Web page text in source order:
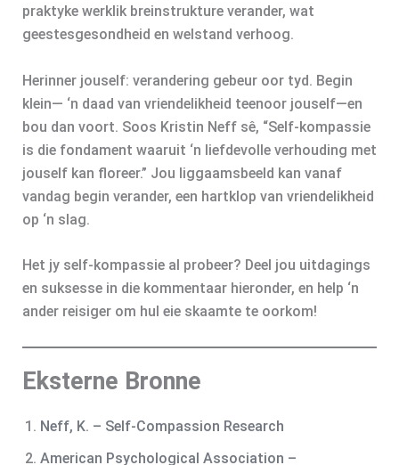
praktyke werklik breinstrukture verander, wat
geestesgesondheid en welstand verhoog.
Herinner jouself: verandering gebeur oor tyd. Begin
klein— ‘n daad van vriendelikheid teenoor jouself—en
bou dan voort. Soos Kristin Neff sê, “Self-kompassie
is die fondament waaruit ‘n liefdevolle verhouding met
jouself kan floreer.” Jou liggaamsbeeld kan vanaf
vandag begin verander, een hartklop van vriendelikheid
op ‘n slag.
Het jy self-kompassie al probeer? Deel jou uitdagings
en suksesse in die kommentaar hieronder, en help ‘n
ander reisiger om hul eie skaamte te oorkom!
Eksterne Bronne
Neff, K. – Self‑Compassion Research
American Psychological Association –